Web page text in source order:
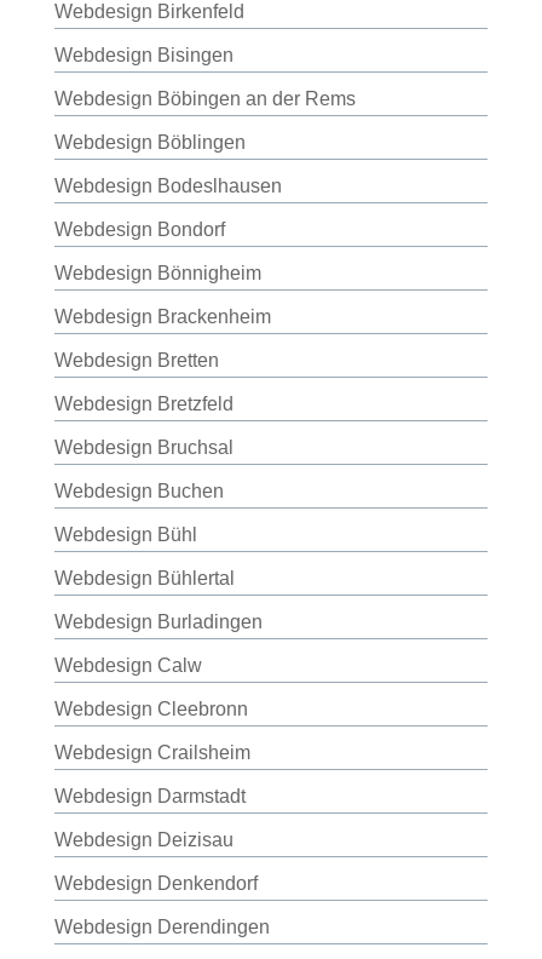
Webdesign Birkenfeld
Webdesign Bisingen
Webdesign Böbingen an der Rems
Webdesign Böblingen
Webdesign Bodeslhausen
Webdesign Bondorf
Webdesign Bönnigheim
Webdesign Brackenheim
Webdesign Bretten
Webdesign Bretzfeld
Webdesign Bruchsal
Webdesign Buchen
Webdesign Bühl
Webdesign Bühlertal
Webdesign Burladingen
Webdesign Calw
Webdesign Cleebronn
Webdesign Crailsheim
Webdesign Darmstadt
Webdesign Deizisau
Webdesign Denkendorf
Webdesign Derendingen